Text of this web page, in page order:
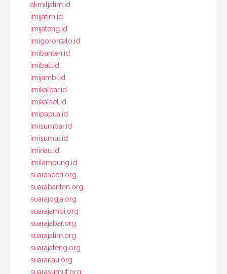
akmiljatim.id
imijatim.id
imijateng.id
imigorontalo.id
imibanten.id
imibali.id
imijambi.id
imikalbar.id
imikalsel.id
imipapua.id
imisumbar.id
imisumut.id
imiriau.id
imilampung.id
suaraaceh.org
suarabanten.org
suarajogja.org
suarajambi.org
suarajabar.org
suarajatim.org
suarajateng.org
suarariau.org
suarasumut.org